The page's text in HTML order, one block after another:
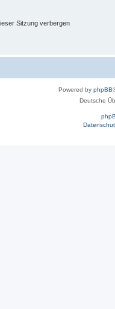
Sitzung verbergen
Powered by phpBB
Deutsche